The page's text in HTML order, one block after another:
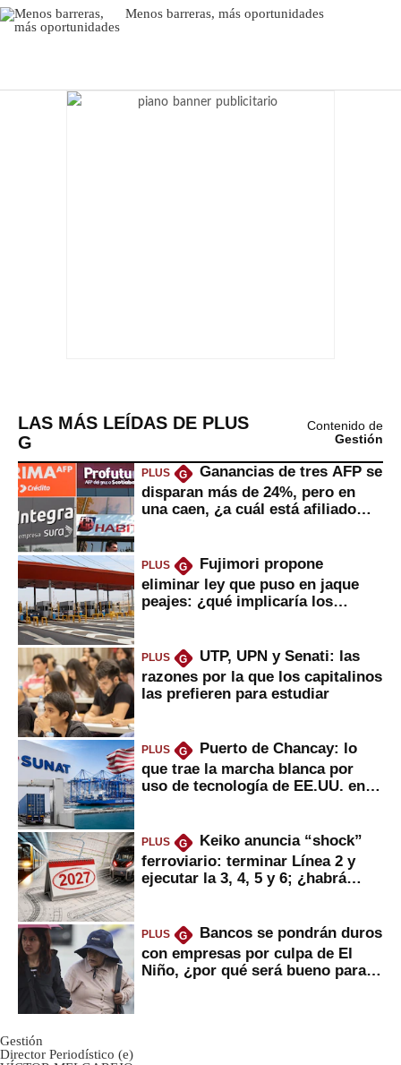
Menos barreras, más oportunidades
LAS MÁS LEÍDAS DE PLUS
G
Contenido de
Gestión
PLUS G
Ganancias de tres AFP se
disparan más de 24%, pero en
una caen, ¿a cuál está afiliado
PLUS G
Fujimori propone
eliminar ley que puso en jaque
peajes: ¿qué implicaría los
PLUS G
UTP, UPN y Senati: las
razones por la que los capitalinos
las prefieren para estudiar
PLUS G
Puerto de Chancay: lo
que trae la marcha blanca por
uso de tecnología de EE.UU. en
PLUS G
Keiko anuncia “shock”
ferroviario: terminar Línea 2 y
ejecutar la 3, 4, 5 y 6; ¿habrá
PLUS G
Bancos se pondrán duros
con empresas por culpa de El
Niño, ¿por qué será bueno para
Gestión
Director Periodístico (e)